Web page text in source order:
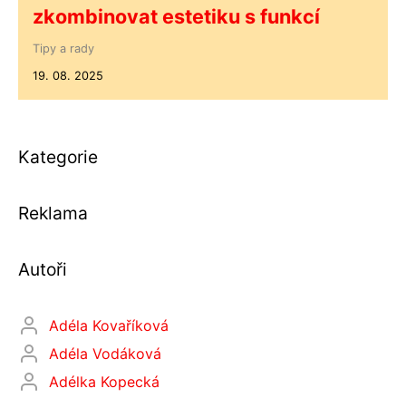
zkombinovat estetiku s funkcí
Tipy a rady
19. 08. 2025
Kategorie
Reklama
Autoři
Adéla Kovaříková
Adéla Vodáková
Adélka Kopecká